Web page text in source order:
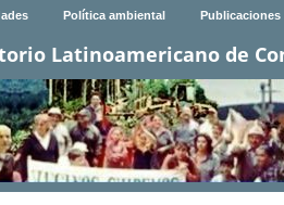
Política ambiental Publicaciones
Latinoamericano de